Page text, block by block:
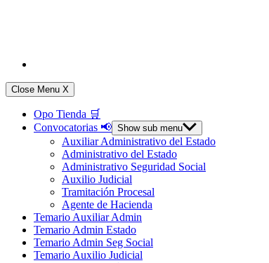
Close Menu X
Opo Tienda 🛒
Convocatorias 📢 Show sub menu
Auxiliar Administrativo del Estado
Administrativo del Estado
Administrativo Seguridad Social
Auxilio Judicial
Tramitación Procesal
Agente de Hacienda
Temario Auxiliar Admin
Temario Admin Estado
Temario Admin Seg Social
Temario Auxilio Judicial